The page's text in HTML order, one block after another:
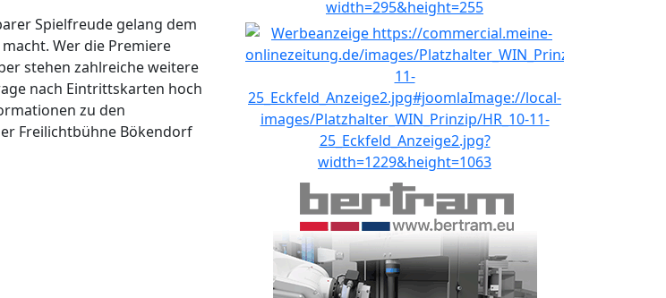
Spielfreude gelang dem
Wer die Premiere
stehen zahlreiche weitere
nach Eintrittskarten hoch
zu den
Freilichtbühne Bökendorf